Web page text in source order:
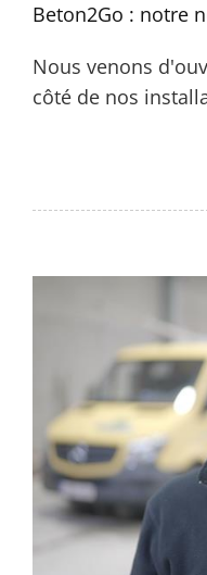
Beton2Go : notre
Nous venons
côté de nos